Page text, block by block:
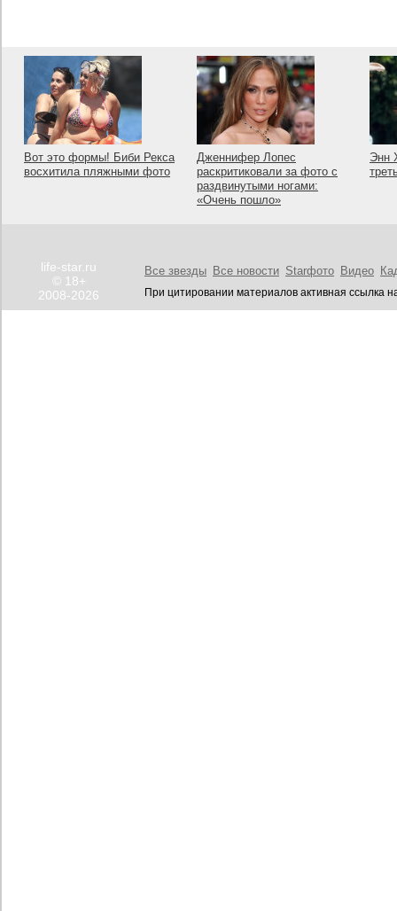
Вот это формы! Биби Рекса
восхитила пляжными фото
Дженнифер Лопес
раскритиковали за фото с
раздвинутыми ногами:
«Очень пошло»
Энн
life-star.ru
© 18+
2008-2026
Все звезды Все новости Starфото Видео
При цитировании материалов активная ссылка